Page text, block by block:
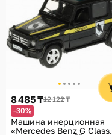
8 485 ₸12 122 ₸
-30%
Машина инерционная
«Mercedes Benz G Class.